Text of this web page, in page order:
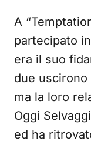
A
partecipato
era il suo
due
ma la loro
Oggi
ed ha